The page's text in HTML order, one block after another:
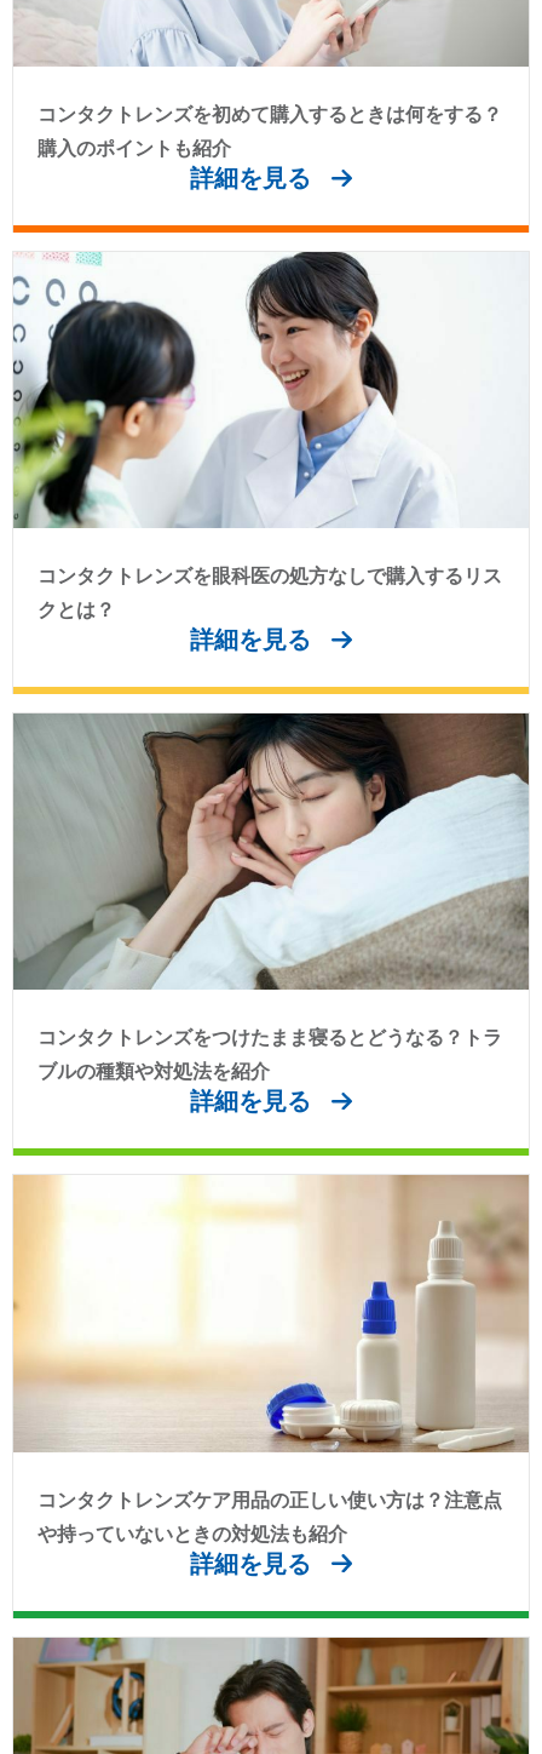
コンタクトレンズを初めて購入するときは何をする？
購入のポイントも紹介
詳細を見る
コンタクトレンズを眼科医の処方なしで購入するリス
クとは？
詳細を見る
コンタクトレンズをつけたまま寝るとどうなる？トラ
ブルの種類や対処法を紹介
詳細を見る
コンタクトレンズケア用品の正しい使い方は？注意点
や持っていないときの対処法も紹介
詳細を見る